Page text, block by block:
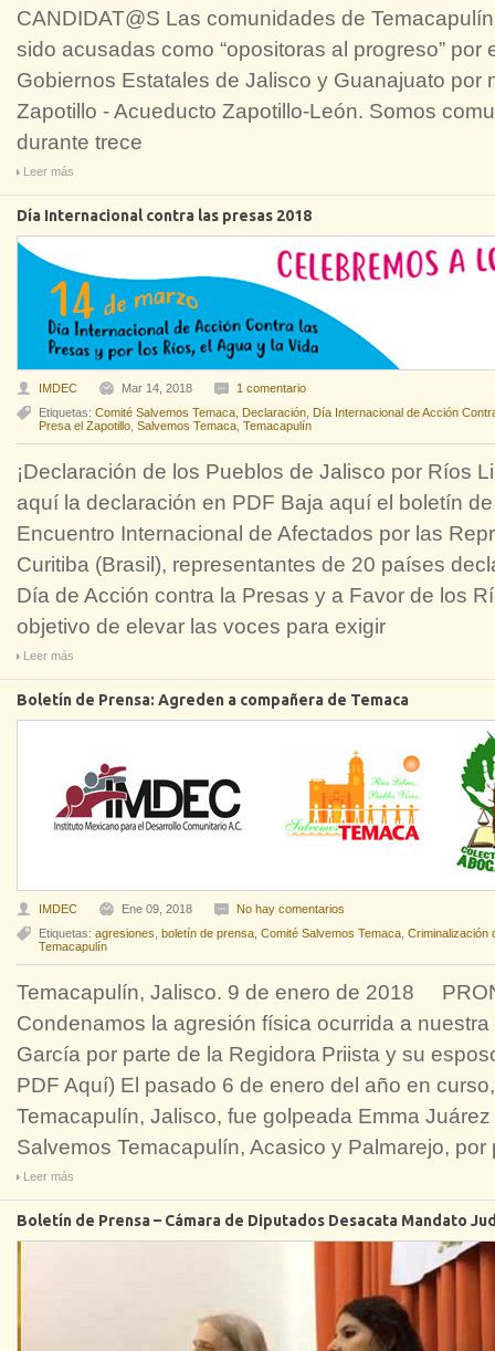
CANDIDAT@S Las comunidades de
sido acusadas como “opositoras al progreso” por
Gobiernos Estatales de Jalisco y Guanajuato por
Zapotillo - Acueducto Zapotillo-León. Somos
durante trece
Leer más
Día Internacional contra las presas 2018
IMDEC Mar 14, 2018
1 comentario
Etiquetas: Comité Salvemos Temaca Declaración Día Internacional de Acción
Presa el Zapotillo Salvemos Temaca Temacapulín
¡Declaración de los Pueblos de Jalisco por Ríos
aquí la declaración en PDF Baja aquí el boletín
Encuentro Internacional de Afectados por las
Curitiba (Brasil), representantes de 20 países
Día de Acción contra la Presas y a Favor de los
objetivo de elevar las voces para exigir
Leer más
Boletín de Prensa: Agreden a compañera de Temaca
IMDEC Ene 09, 2018
No hay comentarios
Etiquetas: agresiones boletín de prensa Comité Salvemos Temaca Criminalización
Temacapulín
Temacapulín, Jalisco. 9 de enero de 2018
Condenamos la agresión física ocurrida a
García por parte de la Regidora Priista y su
PDF Aquí) El pasado 6 de enero del año en
Temacapulín, Jalisco, fue golpeada Emma
Salvemos Temacapulín, Acasico y Palmarejo, por
Leer más
Boletín de Prensa – Cámara de Diputados Desacata Mandato